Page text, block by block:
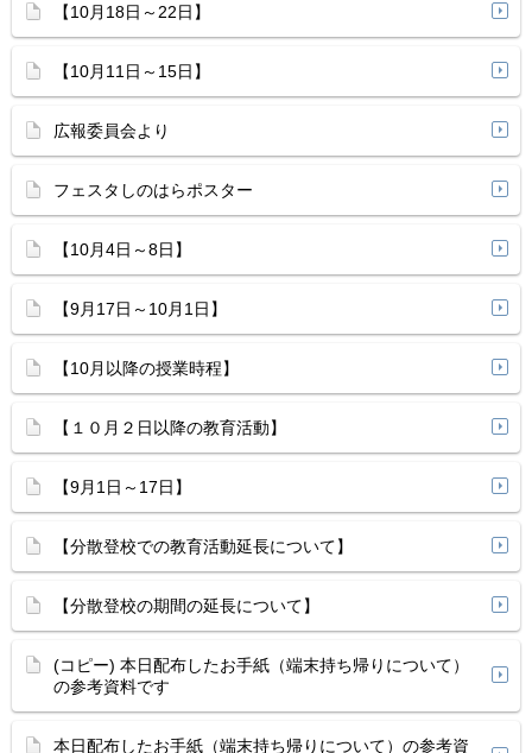
【10月18日～22日】
【10月11日～15日】
広報委員会より
フェスタしのはらポスター
【10月4日～8日】
【9月17日～10月1日】
【10月以降の授業時程】
【１０月２日以降の教育活動】
【9月1日～17日】
【分散登校での教育活動延長について】
【分散登校の期間の延長について】
(コピー) 本日配布したお手紙（端末持ち帰りについて）
の参考資料です
本日配布したお手紙（端末持ち帰りについて）の参考資